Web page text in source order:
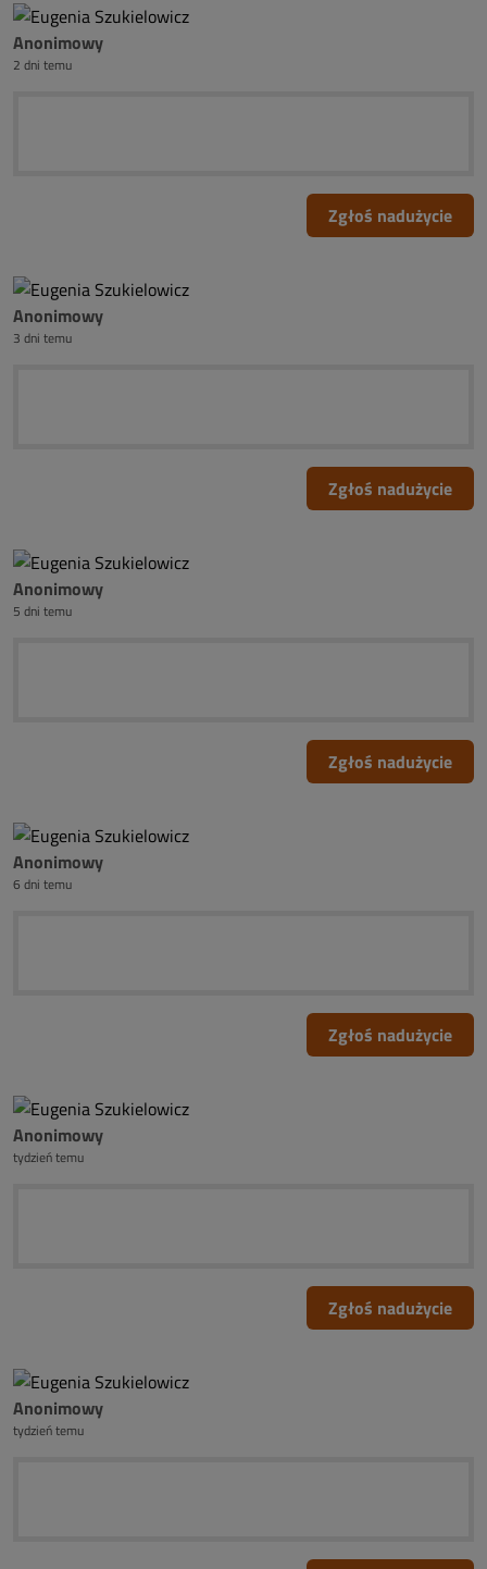
Anonimowy
2 dni temu
Zgłoś nadużycie
Anonimowy
3 dni temu
Zgłoś nadużycie
Anonimowy
5 dni temu
Zgłoś nadużycie
Anonimowy
6 dni temu
Zgłoś nadużycie
Anonimowy
tydzień temu
Zgłoś nadużycie
Anonimowy
tydzień temu